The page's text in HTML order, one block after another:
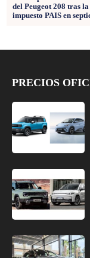
del Peugeot 208 tras
impuesto PAIS en
PRECIOS